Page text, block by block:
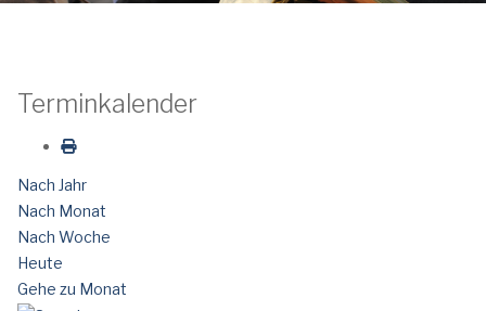
Terminkalender
Nach Jahr
Nach Monat
Nach Woche
Heute
Gehe zu Monat